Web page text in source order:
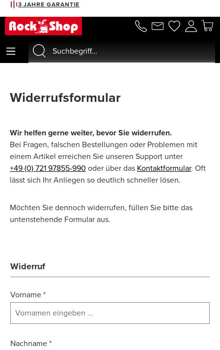
springen
3 JAHRE GARANTIE
Widerrufsformular
Wir helfen gerne weiter, bevor Sie widerrufen.
Bei Fragen, falschen Bestellungen oder Problemen mit
einem Artikel erreichen Sie unseren Support unter
+49 (0) 721 97855-990 oder über das Kontaktformular. Oft
lässt sich Ihr Anliegen so deutlich schneller lösen.
Möchten Sie dennoch widerrufen, füllen Sie bitte das
untenstehende Formular aus.
Widerruf
Vorname*
Nachname*